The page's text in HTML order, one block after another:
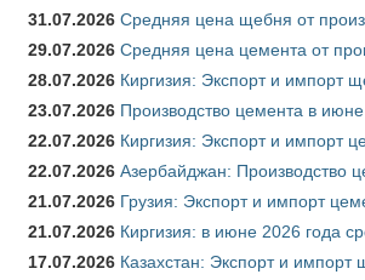
31.07.2026 Средняя цена щебня от
29.07.2026 Средняя цена цемента от
28.07.2026 Киргизия: Экспорт и импорт
23.07.2026 Производство цемента в
22.07.2026 Киргизия: Экспорт и импорт
22.07.2026 Азербайджан: Производство
21.07.2026 Грузия: Экспорт и импорт
21.07.2026 Киргизия: в июне 2026 года
17.07.2026 Казахстан: Экспорт и